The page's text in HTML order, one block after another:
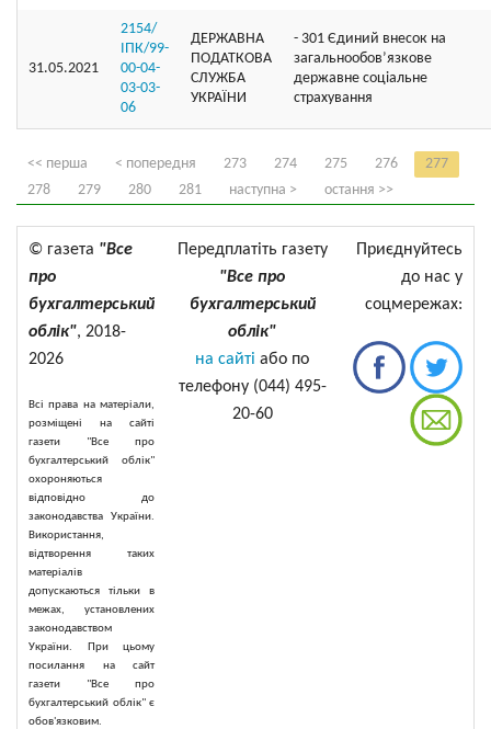
31.05.2021
2154/
ІПК/99-
00-04-
03-03-
06
ДЕРЖАВНА
ПОДАТКОВА
СЛУЖБА
УКРАЇНИ
- 301 Єдиний внесок на
загальнообов’язкове
державне соціальне
страхування
<< перша < попередня 273 274 275 276
277
278
279 280 281 наступна > остання >>
© газета "Все
про
бухгалтерський
облік", 2018-
2026
Всі права на матеріали,
розміщені на сайті
газети "Все про
бухгалтерський облік"
охороняються
відповідно до
законодавства України.
Використання,
відтворення таких
матеріалів
допускаються тільки в
межах, установлених
законодавством
України. При цьому
посилання на сайт
газети "Все про
бухгалтерський облік" є
обов'язковим.
Передплатіть газету
"Все про
бухгалтерський
облік"
на сайті або по
телефону (044) 495-
20-60
Приєднуйтесь
до нас у
соцмережах: